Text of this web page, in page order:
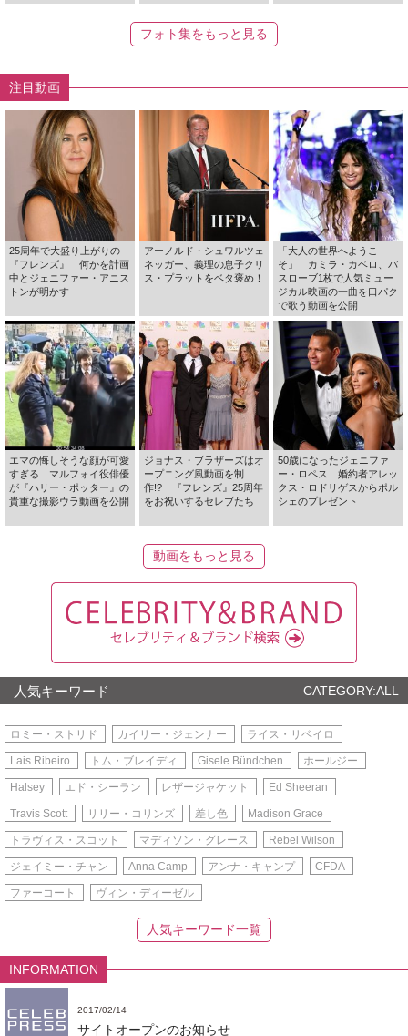
フォト集をもっと見る
注目動画
25周年で大盛り上がりの
『フレンズ』 何かを計画
中とジェニファー・アニス
トンが明かす
アーノルド・シュワルツェ
ネッガー、義理の息子クリ
ス・プラットをベタ褒め！
「大人の世界へようこ
そ」 カミラ・カベロ、バ
スローブ1枚で人気ミュー
ジカル映画の一曲を口パク
で歌う動画を公開
エマの悔しそうな顔が可愛
すぎる マルフォイ役俳優
が『ハリー・ポッター』の
貴重な撮影ウラ動画を公開
ジョナス・ブラザーズはオ
ープニング風動画を制
作!? 『フレンズ』25周年
をお祝いするセレブたち
50歳になったジェニファ
ー・ロペス 婚約者アレッ
クス・ロドリゲスからポル
シェのプレゼント
動画をもっと見る
人気キーワード CATEGORY:ALL
ロミー・ストリド カイリー・ジェンナー ライス・リベイロ
Lais Ribeiro トム・ブレイディ Gisele Bündchen ホールジー
Halsey エド・シーラン レザージャケット Ed Sheeran
Travis Scott リリー・コリンズ 差し色 Madison Grace
トラヴィス・スコット マディソン・グレース Rebel Wilson
ジェイミー・チャン Anna Camp アンナ・キャンプ CFDA
ファーコート ヴィン・ディーゼル
人気キーワード一覧
INFORMATION
2017/02/14
サイトオープンのお知らせ